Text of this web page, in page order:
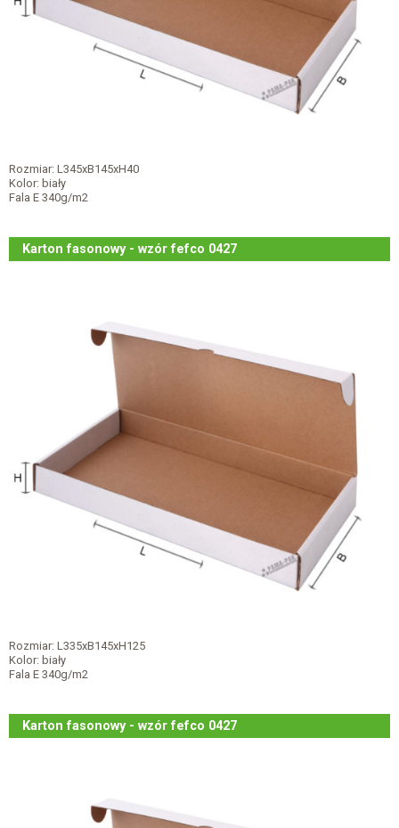
Rozmiar: L345xB145xH40
Kolor: biały
Fala E 340g/m2
Karton fasonowy - wzór fefco 0427
Rozmiar: L335xB145xH125
Kolor: biały
Fala E 340g/m2
Karton fasonowy - wzór fefco 0427